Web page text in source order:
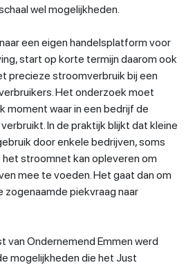
wel mogelijkheden.
een eigen handelsplatform voor
start op korte termijn daarom ook
precieze stroomverbruik bij een
Het onderzoek moet
moment waar in een bedrijf de
In de praktijk blijkt dat kleine
door enkele bedrijven, soms
stroomnet kan opleveren om
mee te voeden. Het gaat dan om
zogenaamde piekvraag naar
van Ondernemend Emmen werd
mogelijkheden die het Just